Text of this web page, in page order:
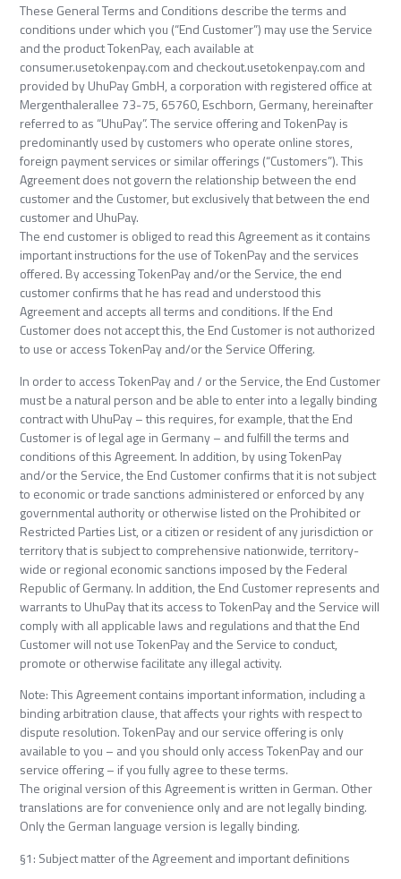
These General Terms and Conditions describe the terms and
conditions under which you (“End Customer”) may use the Service
and the product TokenPay, each available at
consumer.usetokenpay.com and checkout.usetokenpay.com and
provided by UhuPay GmbH, a corporation with registered office at
Mergenthalerallee 73-75, 65760, Eschborn, Germany, hereinafter
referred to as “UhuPay”. The service offering and TokenPay is
predominantly used by customers who operate online stores,
foreign payment services or similar offerings (“Customers”). This
Agreement does not govern the relationship between the end
customer and the Customer, but exclusively that between the end
customer and UhuPay.
The end customer is obliged to read this Agreement as it contains
important instructions for the use of TokenPay and the services
offered. By accessing TokenPay and/or the Service, the end
customer confirms that he has read and understood this
Agreement and accepts all terms and conditions. If the End
Customer does not accept this, the End Customer is not authorized
to use or access TokenPay and/or the Service Offering.
In order to access TokenPay and / or the Service, the End Customer
must be a natural person and be able to enter into a legally binding
contract with UhuPay – this requires, for example, that the End
Customer is of legal age in Germany – and fulfill the terms and
conditions of this Agreement. In addition, by using TokenPay
and/or the Service, the End Customer confirms that it is not subject
to economic or trade sanctions administered or enforced by any
governmental authority or otherwise listed on the Prohibited or
Restricted Parties List, or a citizen or resident of any jurisdiction or
territory that is subject to comprehensive nationwide, territory-
wide or regional economic sanctions imposed by the Federal
Republic of Germany. In addition, the End Customer represents and
warrants to UhuPay that its access to TokenPay and the Service will
comply with all applicable laws and regulations and that the End
Customer will not use TokenPay and the Service to conduct,
promote or otherwise facilitate any illegal activity.
Note: This Agreement contains important information, including a
binding arbitration clause, that affects your rights with respect to
dispute resolution. TokenPay and our service offering is only
available to you – and you should only access TokenPay and our
service offering – if you fully agree to these terms.
The original version of this Agreement is written in German. Other
translations are for convenience only and are not legally binding.
Only the German language version is legally binding.
§1: Subject matter of the Agreement and important definitions